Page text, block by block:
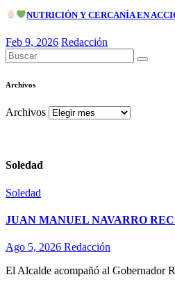
NUTRICIÓN Y CERCANÍA EN
Feb 9, 2026 Redacción
Archivos
Archivos
Soledad
Soledad
JUAN MANUEL NAVARRO
Ago 5, 2026 Redacción
El Alcalde acompañó al Gobernador